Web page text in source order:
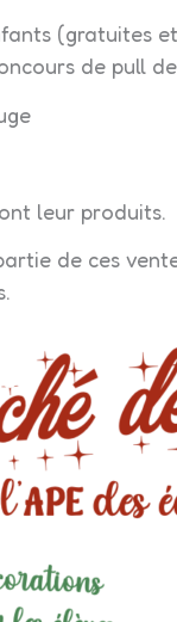
(gratuites
de pull
leur produits.
de ces